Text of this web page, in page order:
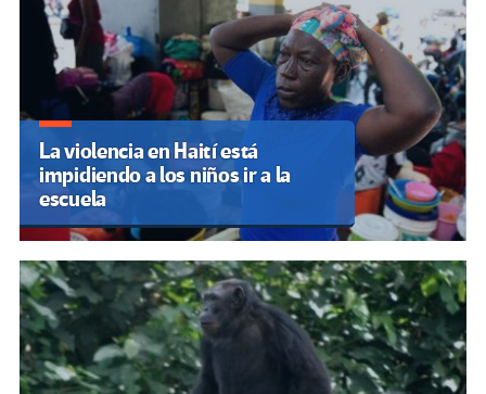
La violencia en Haití está
impidiendo a los niños ir a la
escuela